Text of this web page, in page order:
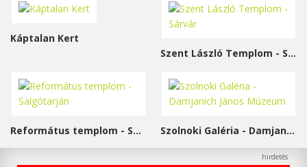
Káptalan Kert
Szent László Templom - Sárvár
Református templom - Salgótarján Szolnoki Galéria - Damjanich János Múzeum